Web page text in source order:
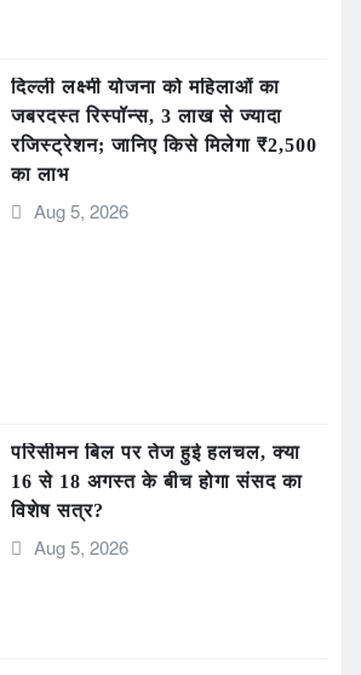
दिल्ली लक्ष्मी योजना को महिलाओं का
जबरदस्त रिस्पॉन्स, 3 लाख से ज्यादा
रजिस्ट्रेशन; जानिए किसे मिलेगा ₹2,500
का लाभ
Aug 5, 2026
परिसीमन बिल पर तेज हुई हलचल, क्या
16 से 18 अगस्त के बीच होगा संसद का
विशेष सत्र?
Aug 5, 2026